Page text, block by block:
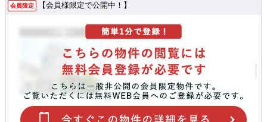
会員限定 【会員様限定で公開中！】